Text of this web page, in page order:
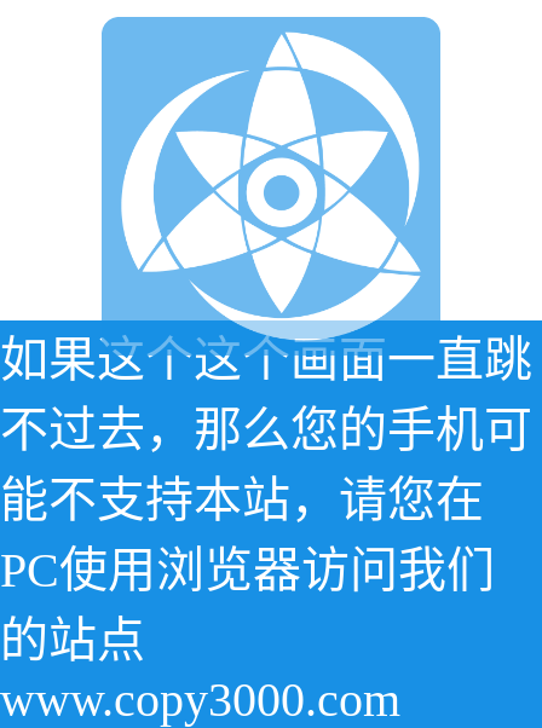
如果这个这个画面一直跳
不过去，那么您的手机可
能不支持本站，请您在
PC使用浏览器访问我们
的站点
www.copy3000.com